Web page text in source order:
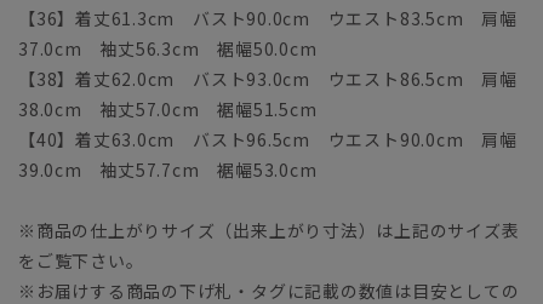
【36】着丈61.3cm バスト90.0cm ウエスト83.5cm 肩幅
37.0cm 袖丈56.3cm 裾幅50.0cm
【38】着丈62.0cm バスト93.0cm ウエスト86.5cm 肩幅
38.0cm 袖丈57.0cm 裾幅51.5cm
【40】着丈63.0cm バスト96.5cm ウエスト90.0cm 肩幅
39.0cm 袖丈57.7cm 裾幅53.0cm
※商品の仕上がりサイズ（出来上がり寸法）は上記のサイズ表
をご覧下さい。
※お届けする商品の下げ札・タグに記載の数値は目安としての